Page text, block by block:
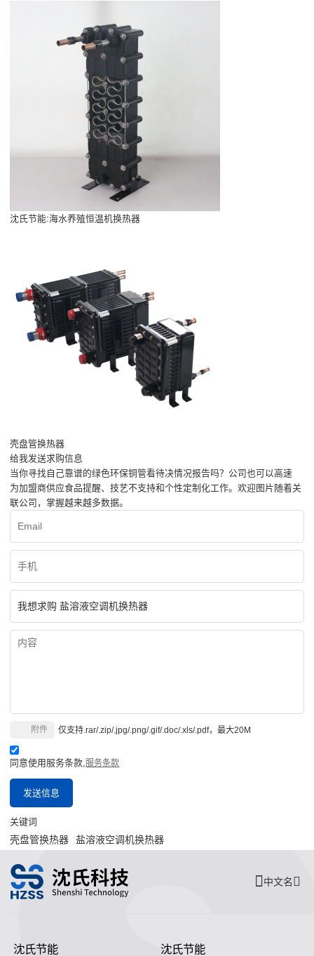
沈氏节能:海水养殖恒温机换热器
壳盘管换热器
给我发送求购信息
当你寻找自己靠谱的绿色环保铜管看待决情况报告吗？公司也可以高速
为加盟商供应食品提醒、技艺不支持和个性定制化工作。欢迎图片随着关
联公司，掌握越来越多数据。
仅支持.rar/.zip/.jpg/.png/.gif/.doc/.xls/.pdf，最大20M
附件
同意使用服务条款,服务条款
发送信息
关键词
壳盘管换热器 盐溶液空调机换热器
中文名
沈氏节能 沈氏节能